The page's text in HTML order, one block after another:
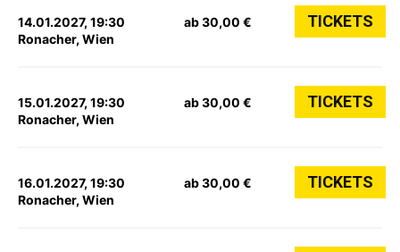
14.01.2027, 19:30
Ronacher, Wien
ab 30,00 € TICKETS
15.01.2027, 19:30
Ronacher, Wien
ab 30,00 € TICKETS
16.01.2027, 19:30
Ronacher, Wien
ab 30,00 € TICKETS